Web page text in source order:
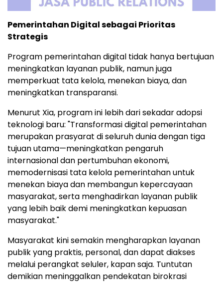
Pemerintahan Digital sebagai Prioritas
Strategis
Program pemerintahan digital tidak hanya bertujuan
meningkatkan layanan publik, namun juga
memperkuat tata kelola, menekan biaya, dan
meningkatkan transparansi.
Menurut Xia, program ini lebih dari sekadar adopsi
teknologi baru: "Transformasi digital pemerintahan
merupakan prasyarat di seluruh dunia dengan tiga
tujuan utama—meningkatkan pengaruh
internasional dan pertumbuhan ekonomi,
memodernisasi tata kelola pemerintahan untuk
menekan biaya dan membangun kepercayaan
masyarakat, serta menghadirkan layanan publik
yang lebih baik demi meningkatkan kepuasan
masyarakat."